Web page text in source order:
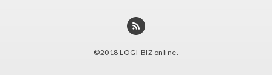
©2018 LOGI-BIZ online